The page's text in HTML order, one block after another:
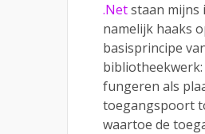
.Netstaan mijns
namelijk haaks
basisprincipe
fungeren als
toegangspoort
waartoe de